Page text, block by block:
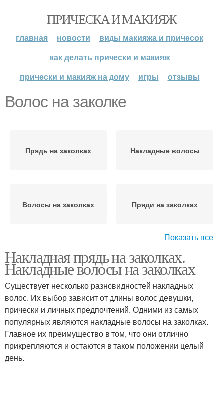
ПРИЧЕСКА И МАКИЯЖ
главная новости
виды макияжа и причесок
как делать прически и макияж
прически и макияж на дому
игры отзывы
Волос на заколке
Прядь на заколках Накладные волосы
Волосы на заколках Пряди на заколках
Искусственные волосы Накладки для волос
Показать все
Накладная прядь на заколках.
Накладные волосы на заколках
Существует несколько разновидностей накладных
волос. Их выбор зависит от длины волос девушки,
прически и личных предпочтений. Одними из самых
популярных являются накладные волосы на заколках.
Главное их преимущество в том, что они отлично
прикрепляются и остаются в таком положении целый
день.